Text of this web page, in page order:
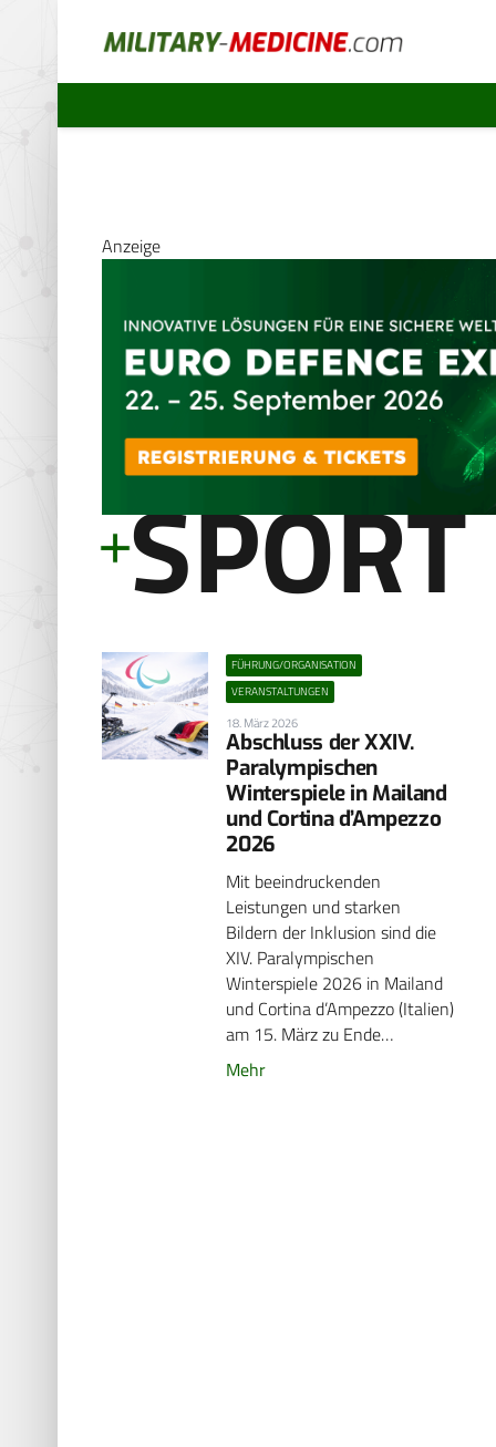
Anzeige
SPORT
FÜHRUNG/ORGANISATION
VERANSTALTUNGEN
18. März 2026
Abschluss der XXIV.
Paralympischen
Winterspiele in Mailand
und Cortina d’Ampezzo
2026
Mit beeindruckenden
Leistungen und starken
Bildern der Inklusion sind die
XIV. Paralympischen
Winterspiele 2026 in Mailand
und Cortina d’Ampezzo (Italien)
am 15. März zu Ende…
Mehr